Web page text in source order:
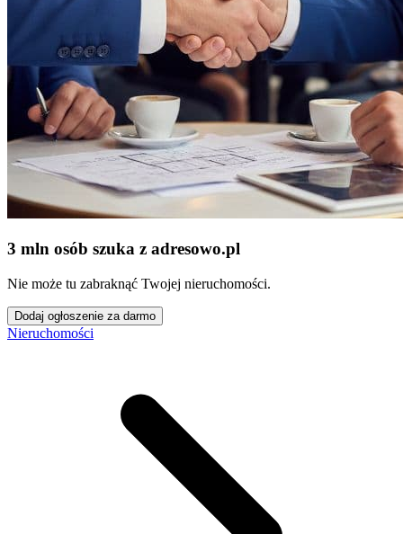
3 mln osób szuka z adresowo.pl
Nie może tu zabraknąć Twojej nieruchomości.
Dodaj ogłoszenie za darmo
Nieruchomości